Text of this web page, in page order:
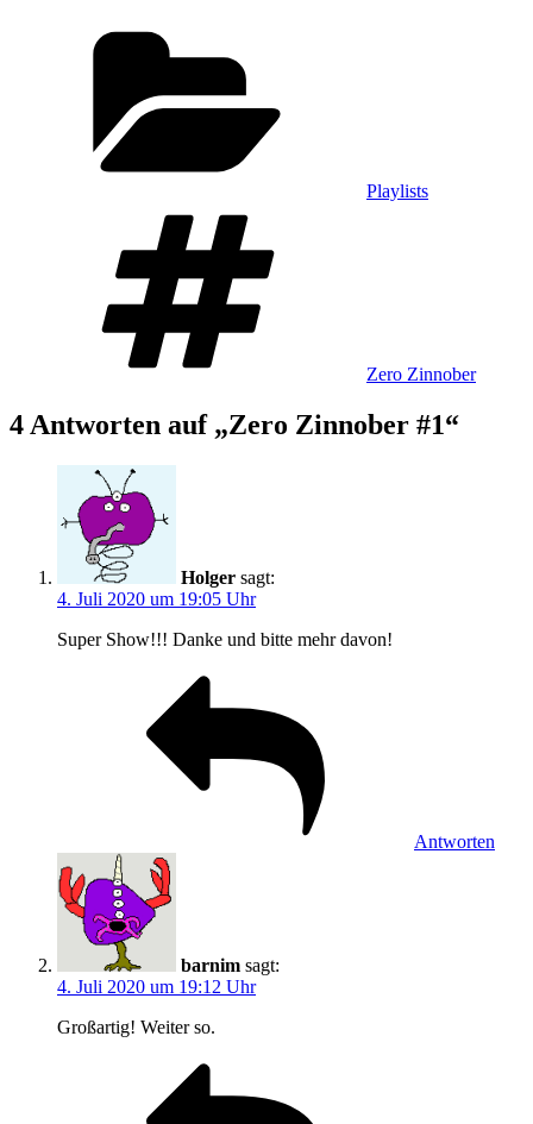
Playlists
Zero Zinnober
4 Antworten auf „Zero Zinnober #1“
Holger sagt:
4. Juli 2020 um 19:05 Uhr
Super Show!!! Danke und bitte mehr davon!
Antworten
barnim sagt:
4. Juli 2020 um 19:12 Uhr
Großartig! Weiter so.